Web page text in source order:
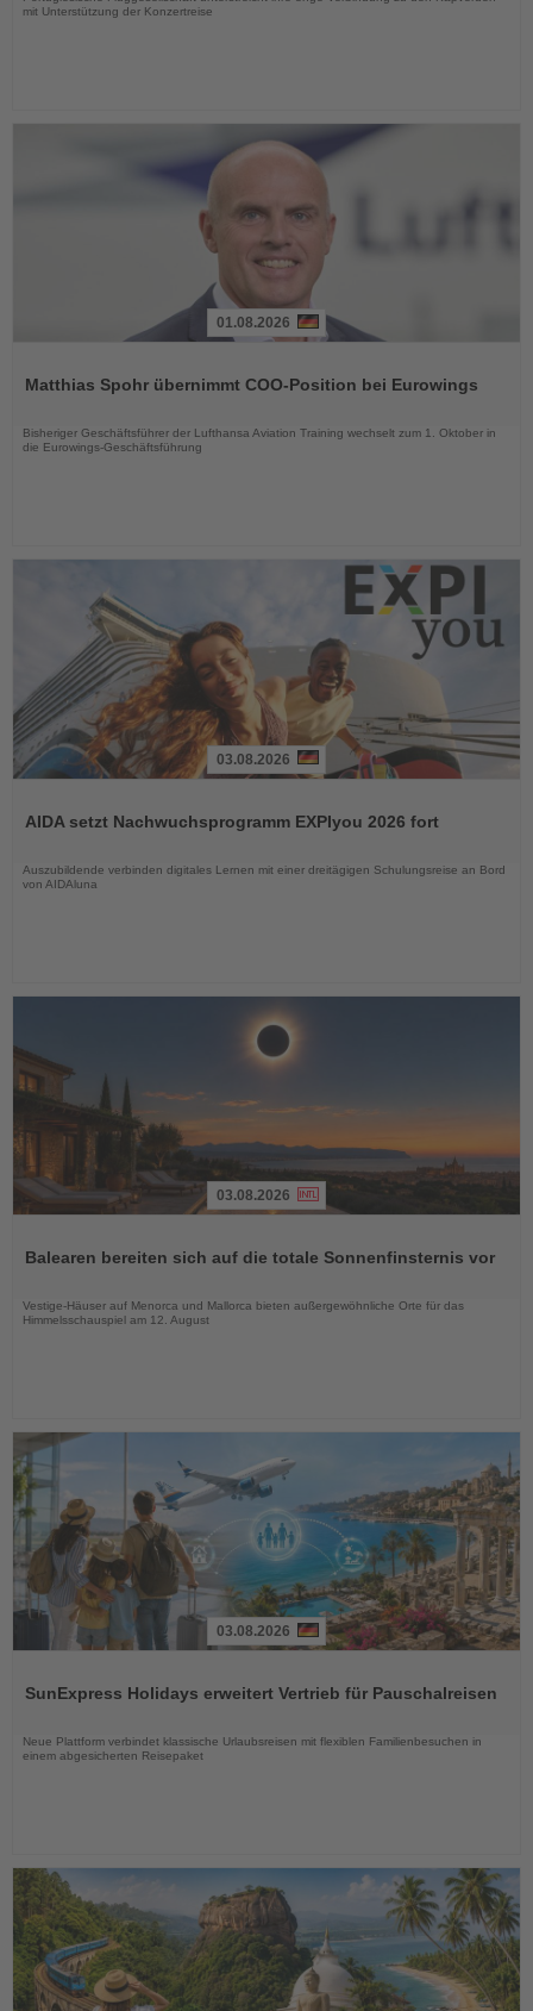
mit Unterstützung der Konzertreise
die
01.08.2026
Matthias Spohr übernimmt COO-Position bei Eurowings
Bisheriger Geschäftsführer der Lufthansa Aviation Training wechselt zum 1. Oktober in
die Eurowings-Geschäftsführung
die
03.08.2026
AIDA setzt Nachwuchsprogramm EXPIyou 2026 fort
Auszubildende verbinden digitales Lernen mit einer dreitägigen Schulungsreise an Bord
von AIDAluna
die
03.08.2026
Balearen bereiten sich auf die totale Sonnenfinsternis vor
Vestige-Häuser auf Menorca und Mallorca bieten außergewöhnliche Orte für das
Himmelsschauspiel am 12. August
die
03.08.2026
SunExpress Holidays erweitert Vertrieb für Pauschalreisen
Neue Plattform verbindet klassische Urlaubsreisen mit flexiblen Familienbesuchen in
einem abgesicherten Reisepaket